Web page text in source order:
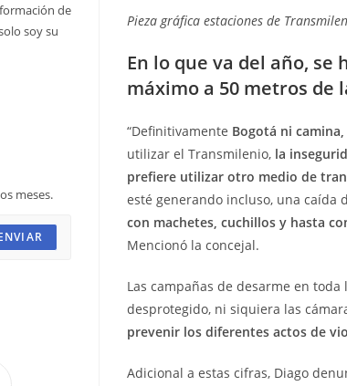
Pieza gráfica estaciones de
En lo que va del año,
máximo a 50 metros de
“Definitivamente Bogotá ni
utilizar el Transmilenio, la
prefiere utilizar otro medio de
esté generando incluso, una caída
con machetes, cuchillos y hasta
Mencionó la concejal.
Las campañas de desarme en
desprotegido, ni siquiera las
prevenir los diferentes actos de
Adicional a estas cifras, Diago
de
soy su
meses.